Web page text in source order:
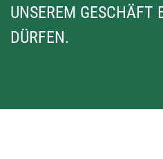
UNSEREM GESCHÄFT
ÜRFEN.